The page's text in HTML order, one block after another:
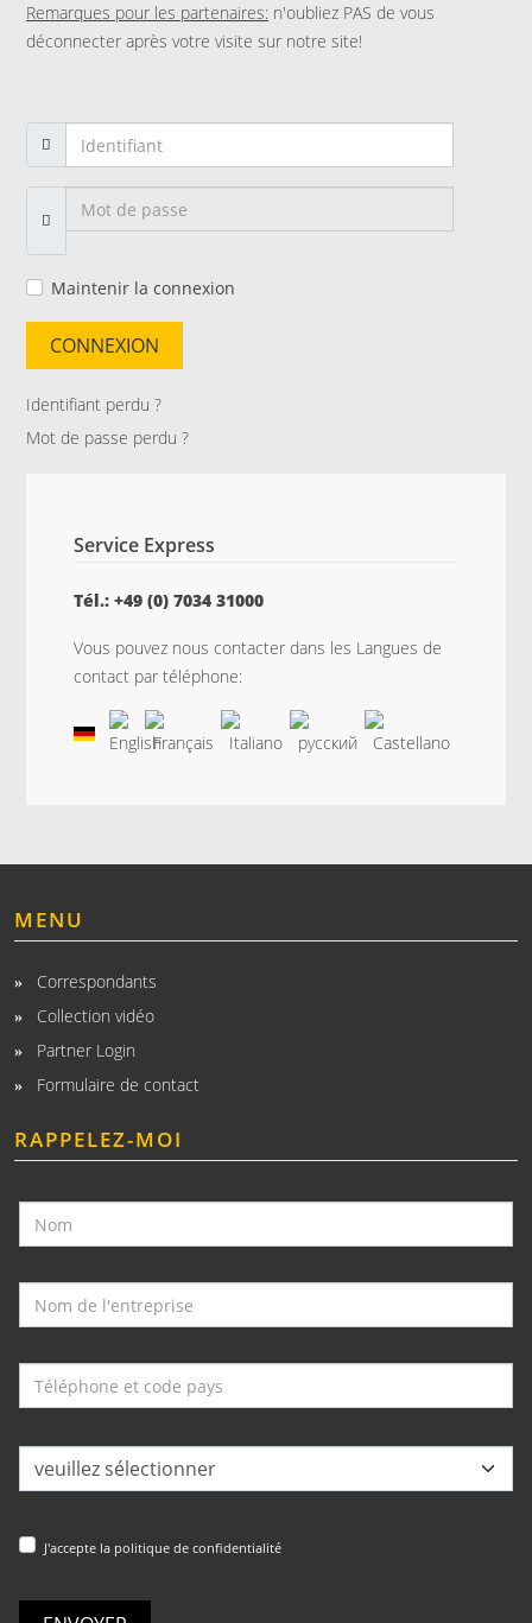
Remarques pour les partenaires: n'oubliez PAS de vous
déconnecter après votre visite sur notre site!
Maintenir la connexion
CONNEXION
Identifiant perdu ?
Mot de passe perdu ?
Service Express
Tél.: +49 (0) 7034 31000
Vous pouvez nous contacter dans les Langues de
contact par téléphone:
MENU
Correspondants
Collection vidéo
Partner Login
Formulaire de contact
RAPPELEZ-MOI
J'accepte la politique de confidentialité